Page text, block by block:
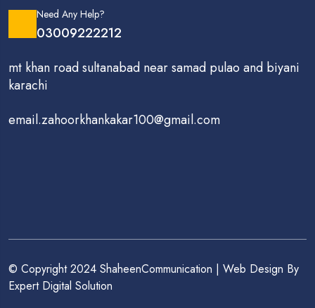
Need Any Help?
03009222212
mt khan road sultanabad near samad pulao and biyani
karachi
email.zahoorkhankakar100@gmail.com
© Copyright 2024 ShaheenCommunication | Web Design By
Expert Digital Solution